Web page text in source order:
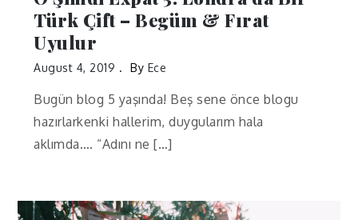
Türk Çift – Begüm & Fırat
Uyulur
August 4, 2019 By Ece
Bugün blog 5 yaşında! Beş sene önce blogu
hazırlarkenki hallerim, duygularım hala
aklımda…. “Adını ne […]